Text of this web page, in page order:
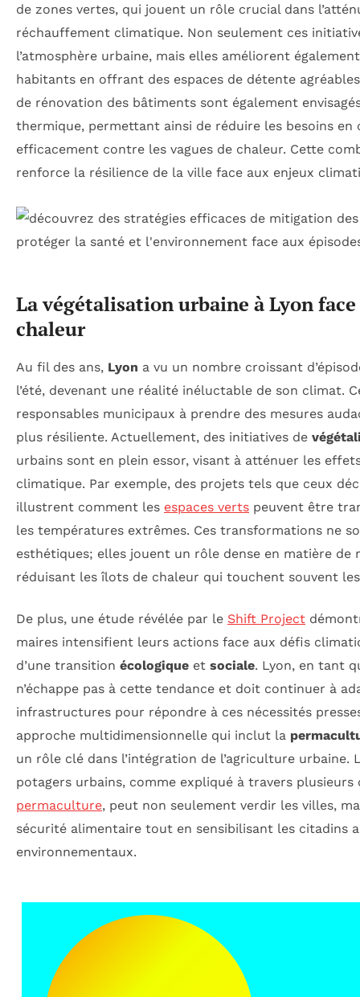
de zones vertes, qui jouent un rôle crucial dans
réchauffement climatique. Non seulement ces
l’atmosphère urbaine, mais elles améliorent
habitants en offrant des espaces de détente
de rénovation des bâtiments sont également
thermique, permettant ainsi de réduire les besoins
efficacement contre les vagues de chaleur. Cette
renforce la résilience de la ville face aux enjeux
La végétalisation urbaine à Lyon face
chaleur
Au fil des ans, Lyon a vu un nombre croissant
l’été, devenant une réalité inéluctable de son climat.
responsables municipaux à prendre des mesures
plus résiliente. Actuellement, des initiatives de
urbains sont en plein essor, visant à atténuer les
climatique. Par exemple, des projets tels que ceux
illustrent comment les espaces verts peuvent être
les températures extrêmes. Ces transformations ne
esthétiques; elles jouent un rôle dense en matière de
réduisant les îlots de chaleur qui touchent souvent
De plus, une étude révélée par le Shift Project
maires intensifient leurs actions face aux défis
d’une transition écologique et sociale. Lyon, en tant
n’échappe pas à cette tendance et doit continuer à
infrastructures pour répondre à ces nécessités
approche multidimensionnelle qui inclut la
un rôle clé dans l’intégration de l’agriculture urbaine.
potagers urbains, comme expliqué à travers
permaculture, peut non seulement verdir les villes,
sécurité alimentaire tout en sensibilisant les citadins
environnementaux.